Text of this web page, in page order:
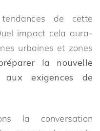
de cette
impact cela aura-
urbaines et zones
la nouvelle
exigences de
la conversation